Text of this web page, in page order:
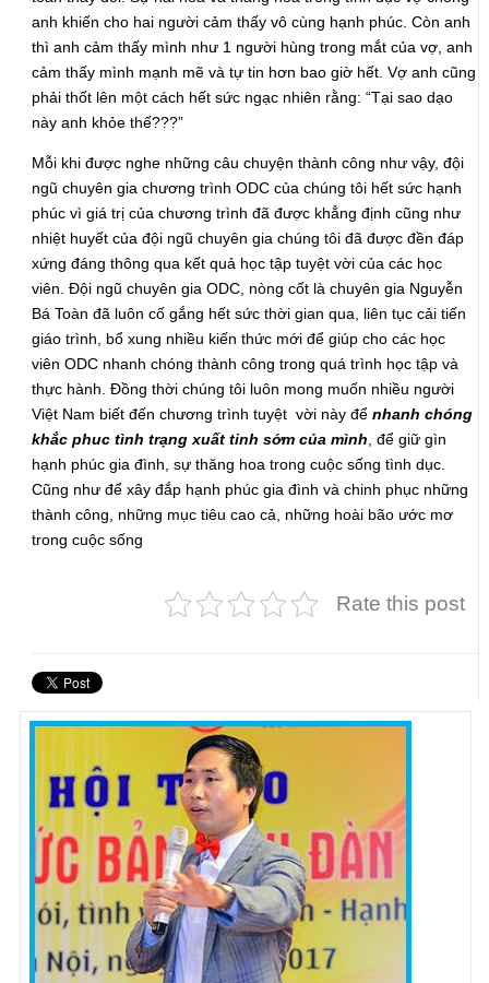
anh khiến cho hai người cảm thấy vô cùng hạnh phúc. Còn anh
thì anh cảm thấy mình như 1 người hùng trong mắt của vợ, anh
cảm thấy mình mạnh mẽ và tự tin hơn bao giờ hết. Vợ anh cũng
phải thốt lên một cách hết sức ngạc nhiên rằng: “Tại sao dạo
này anh khỏe thế???”
Mỗi khi được nghe những câu chuyện thành công như vậy, đội
ngũ chuyên gia chương trình ODC của chúng tôi hết sức hạnh
phúc vì giá trị của chương trình đã được khẳng định cũng như
nhiệt huyết của đội ngũ chuyên gia chúng tôi đã được đền đáp
xứng đáng thông qua kết quả học tập tuyệt vời của các học
viên. Đội ngũ chuyên gia ODC, nòng cốt là chuyên gia Nguyễn
Bá Toàn đã luôn cố gắng hết sức thời gian qua, liên tục cải tiến
giáo trình, bổ xung nhiều kiến thức mới để giúp cho các học
viên ODC nhanh chóng thành công trong quá trình học tập và
thực hành. Đồng thời chúng tôi luôn mong muốn nhiều người
Việt Nam biết đến chương trình tuyệt vời này để nhanh chóng
khắc phuc tình trạng xuất tinh sớm của mình, để giữ gìn
hạnh phúc gia đình, sự thăng hoa trong cuộc sống tình dục.
Cũng như để xây đắp hạnh phúc gia đình và chinh phục những
thành công, những mục tiêu cao cả, những hoài bão ước mơ
trong cuộc sống
Rate this post